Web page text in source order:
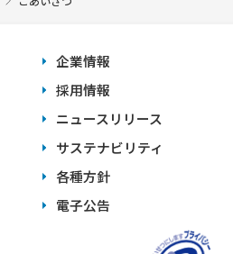
企業情報
採用情報
ニュースリリース
サステナビリティ
各種方針
電子公告